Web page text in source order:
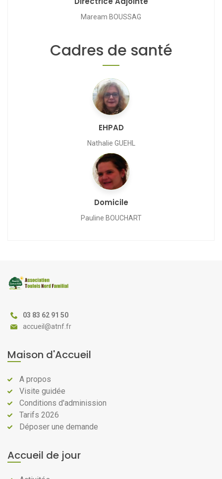
Maream BOUSSAG
Cadres de santé
EHPAD
Nathalie GUEHL
Domicile
Pauline BOUCHART
03 83 62 91 50
@
Maison d'Accueil
A propos
Visite guidée
Conditions d'adminission
Tarifs 2026
Déposer une demande
Accueil de jour